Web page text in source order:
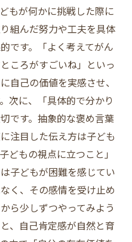
もが何かに挑戦した際に
組んだ努力や工夫を具体
です。「よく考えてがん
ころがすごいね」といっ
自己の価値を実感させ、
次に、「具体的で分かり
です。抽象的な褒め言葉
注目した伝え方は子ども
どもの視点に立つこと」
子どもが困難を感じてい
く、その感情を受け止め
ら少しずつやってみよう
、自己肯定感が自然と育